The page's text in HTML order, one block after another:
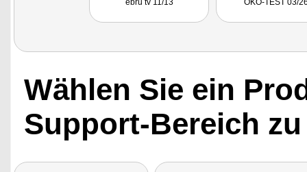
ebru tv 11/13 ÖKO-TEST 03/
Wählen Sie ein
Support-Bereich